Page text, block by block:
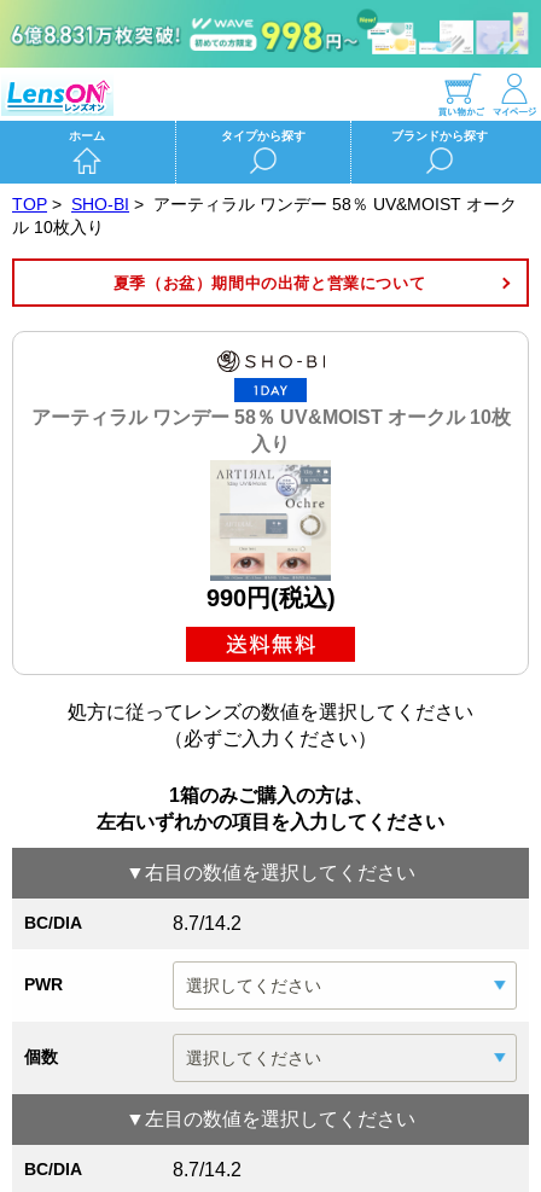
ホーム タイプから探す ブランドから探す
TOP > SHO-BI > アーティラル ワンデー 58％ UV&MOIST オーク
ル 10枚入り
夏季（お盆）期間中の出荷と営業について
アーティラル ワンデー 58％ UV&MOIST オークル 10枚
入り
990円(税込)
処方に従ってレンズの数値を選択してください
（必ずご入力ください）
1箱のみご購入の方は、
左右いずれかの項目を入力してください
▼右目 の数値を選択してください
BC/DIA 8.7/14.2
PWR
個数
▼ 左目 の数値を選択してください
BC/DIA 8.7/14.2